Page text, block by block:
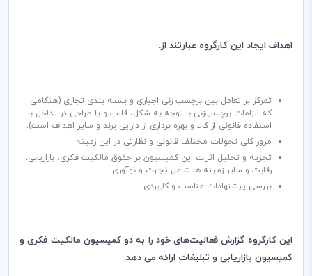
اهداف ایجاد این کارگروه عبارتند از:
تمرکز بر تعامل بین برچسب‌ زنی اجباری و بسته بندی تجاری (هنگامی
که الزامات برچسبزنی با توجه به شکل، قالب و یا طراحی در تداخل با
استفاده قانونی از کالا و بهره برداری از دارایی برند و سایر اهداف است).
مرور کلی تحولات مختلف قانونی و نظارتی در این زمینه
تجزیه و تحلیل اثرات این کمیسیون بر حقوق مالکیت فکری، بازاریابی،
‌رقابت و سایر زمینه ها شامل تجارت و نوآوری
بررسی پیشنهادات مناسب و کاربردی
این کارگروه گزارش فعالیت‌های خود را به دو کمیسیون مالکیت فکری و
کمیسیون بازاریابی و تبلیغات ارائه می دهد.